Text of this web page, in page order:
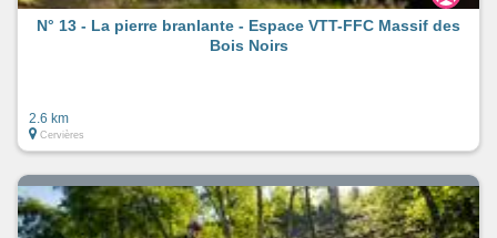
N° 13 - La pierre branlante - Espace VTT-FFC Massif des
Bois Noirs
2.6 km
Cervières